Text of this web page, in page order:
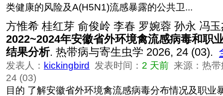
类健康的风险及A(H5N1)流感暴露的公共卫...
方惟希 桂红芽 俞俊岭 李春 罗婉蓉 孙永 冯
2022~2024年安徽省外环境禽流感病毒和职
结果分析. 热带病与寄生虫学 2026, 24 (03).
发表人： kickingbird 发表时间： 2 天前 来源：热
24 (03)
目的 了解安徽省外环境禽流感病毒分布情况及职业